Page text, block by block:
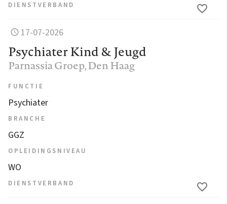
DIENSTVERBAND
17-07-2026
Psychiater Kind & Jeugd
Parnassia Groep, Den Haag
FUNCTIE
Psychiater
BRANCHE
GGZ
OPLEIDINGSNIVEAU
WO
DIENSTVERBAND